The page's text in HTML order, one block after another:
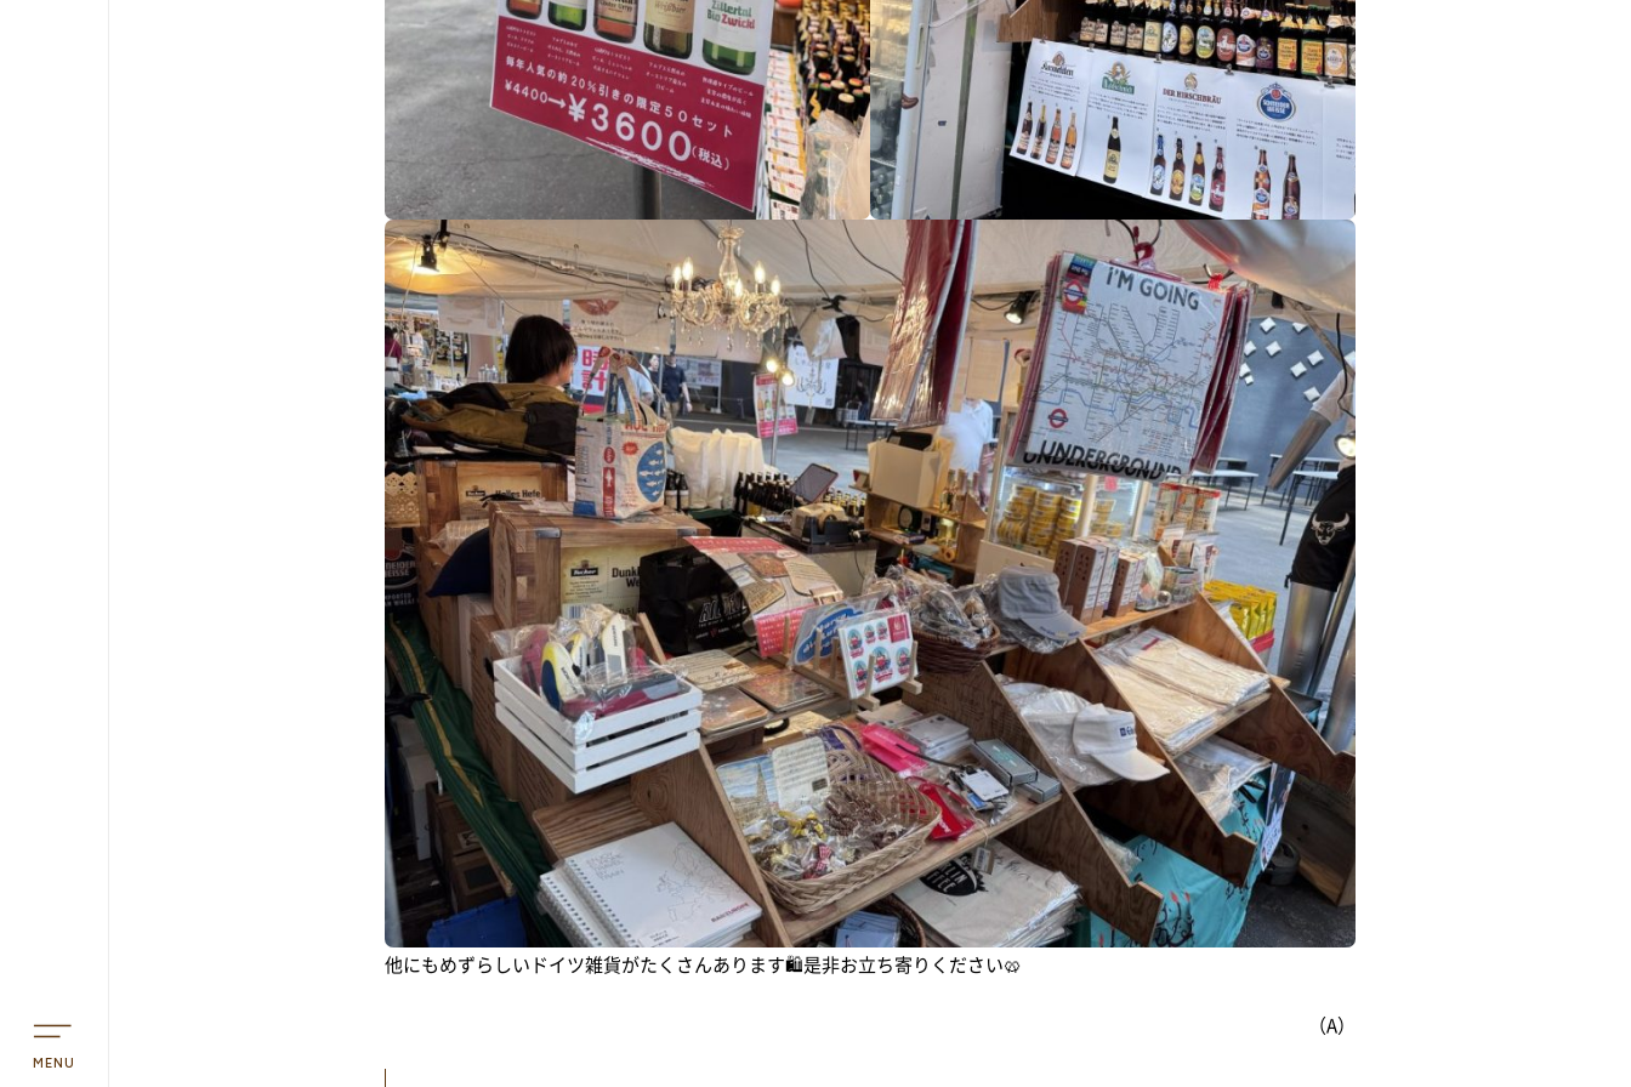
他にもめずらしいドイツ雑貨がたくさんあります🛍️是非お立ち寄りください🥨
（A）
MENU
アオーレって？
アオーレ長岡って？
イベント情報
イベントカレンダー
体験・教室
講演会・式典
音楽
文化・芸術
新着情報
すべてのお知らせ
重要なお知らせ
お知らせ
イベント
電子ブック
視察・見学
視察ポイント
視察・見学の申し込み